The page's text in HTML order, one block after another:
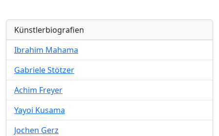
Künstlerbiografien
Ibrahim Mahama
Gabriele Stötzer
Achim Freyer
Yayoi Kusama
Jochen Gerz